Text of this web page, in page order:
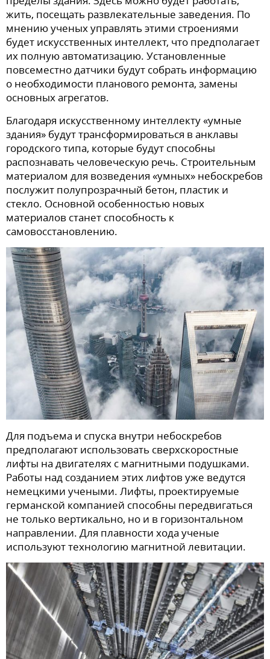
жить, посещать развлекательные заведения. По
мнению ученых управлять этими строениями
будет искусственных интеллект, что предполагает
их полную автоматизацию. Установленные
повсеместно датчики будут собрать информацию
о необходимости планового ремонта, замены
основных агрегатов.
Благодаря искусственному интеллекту «умные
здания» будут трансформироваться в анклавы
городского типа, которые будут способны
распознавать человеческую речь. Строительным
материалом для возведения «умных» небоскребов
послужит полупрозрачный бетон, пластик и
стекло. Основной особенностью новых
материалов станет способность к
самовосстановлению.
Для подъема и спуска внутри небоскребов
предполагают использовать сверхскоростные
лифты на двигателях с магнитными подушками.
Работы над созданием этих лифтов уже ведутся
немецкими учеными. Лифты, проектируемые
германской компанией способны передвигаться
не только вертикально, но и в горизонтальном
направлении. Для плавности хода ученые
используют технологию магнитной левитации.